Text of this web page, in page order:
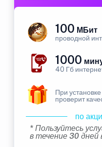
100 МБит
проводной
1000
40 Гб
При
проверит
по
* Пользуйтесь
в течение 30 дней